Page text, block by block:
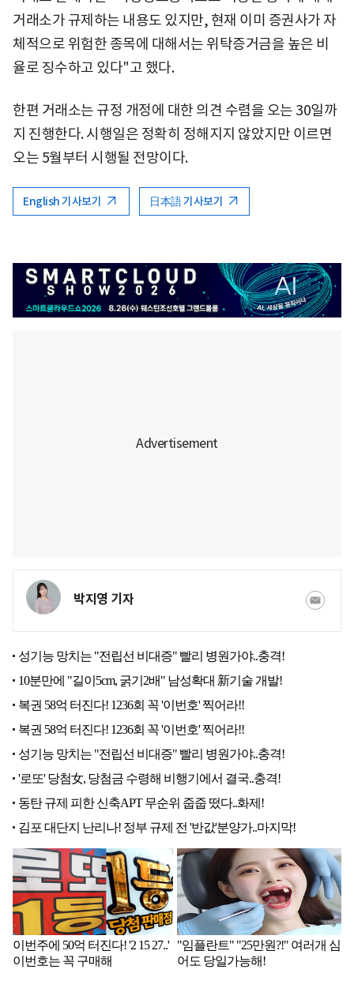
거래소가 규제하는 내용도 있지만, 현재 이미 증권사가 자
체적으로 위험한 종목에 대해서는 위탁증거금을 높은 비
율로 징수하고 있다"고 했다.
한편 거래소는 규정 개정에 대한 의견 수렴을 오는 30일까
지 진행한다. 시행일은 정확히 정해지지 않았지만 이르면
오는 5월부터 시행될 전망이다.
English 기사보기 日本語 기사보기
박지영 기자